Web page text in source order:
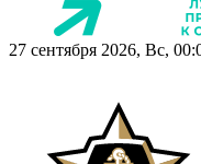
27 сентября 2026, Вс,